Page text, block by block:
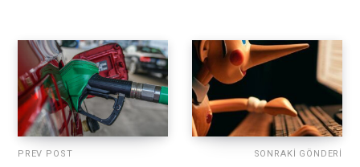
PREV POST SONRAKI GÖNDERI